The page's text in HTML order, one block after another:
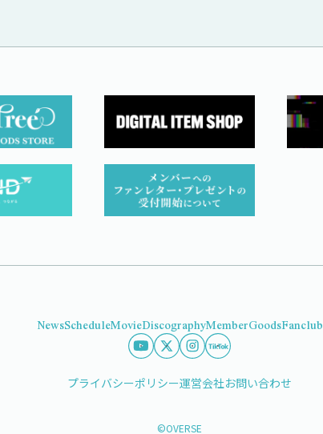
NewsScheduleMovieDiscographyMemberGoodsFanclub
プライバシーポリシー運営会社お問い合わせ
©OVERSE